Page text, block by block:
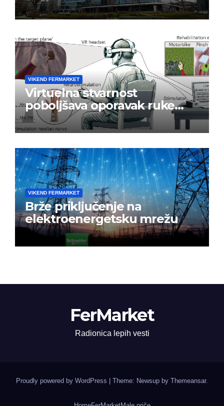
VIKEND FERMARKET
Virtuelna stvarnost
poboljšava oporavak ruke
nakon moždanog udara
VIKEND FERMARKET
Brže priključenje na
elektroenergetsku mrežu
FerMarket
Radionica lepih vesti
Proudly powered by WordPress Theme: Newsup by Themeansar.